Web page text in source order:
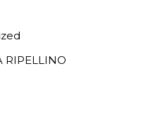
RIPELLINO